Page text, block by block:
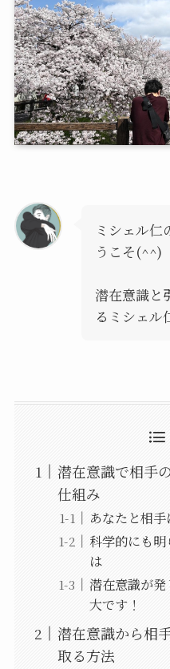
ミシェル仁
うこそ(^^)
潜在意識と
るミシェ
潜在意識で相手
仕組み
あなたと相
科学的にも
は
潜在意識が
大です！
潜在意識から相
取る方法